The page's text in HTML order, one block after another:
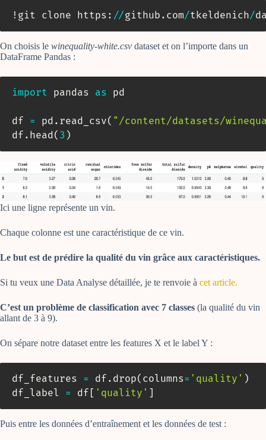
!git clone https : //github . com/tkeldenich/
On choisis le winequality-white.csv dataset et on l’importe dans un
DataFrame Pandas :
import pandas as pd
df = pd . read_csv( "/content/datasets/
df . head( 3 )
Ici une ligne représente un vin.
Chaque colonne est une caractéristique de ce vin.
Le but est de prédire la qualité du vin grâce aux caractéristiques.
Si tu veux une Data Analyse détaillée, je te renvoie à cet article.
C’est un problème de classification avec 7 classes (la qualité du vin
allant de 3 à 9).
On sépare notre dataset entre les features X et le label Y :
df_features = df . drop( columns= 'quality' )
df_label = df [ 'quality' ]
Puis entre les données d’entraînement et les données de test :